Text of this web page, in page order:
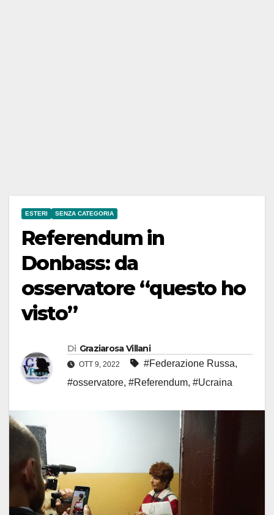
ESTERI SENZA CATEGORIA
Referendum in
Donbass: da
osservatore “questo ho
visto”
Di Graziarosa Villani
OTT 9, 2022 #Federazione Russa,
#osservatore, #Referendum, #Ucraina